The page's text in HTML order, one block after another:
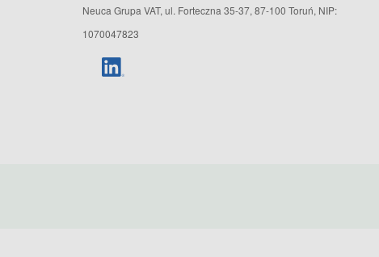
Neuca Grupa VAT, ul. Forteczna 35-37, 87-100 Toruń, NIP:
1070047823